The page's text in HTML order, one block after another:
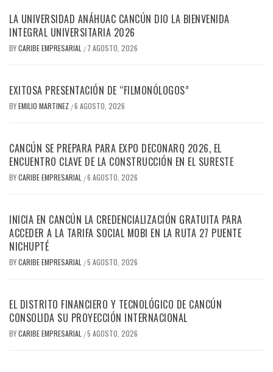
LA UNIVERSIDAD ANÁHUAC CANCÚN DIO LA BIENVENIDA
INTEGRAL UNIVERSITARIA 2026
BYCARIBE EMPRESARIAL / 7 AGOSTO, 2026
EXITOSA PRESENTACIÓN DE “FILMONÓLOGOS”
BYEMILIO MARTINEZ /6 AGOSTO, 2026
CANCÚN SE PREPARA PARA EXPO DECONARQ 2026, EL
ENCUENTRO CLAVE DE LA CONSTRUCCIÓN EN EL SURESTE
BYCARIBE EMPRESARIAL /6 AGOSTO, 2026
INICIA EN CANCÚN LA CREDENCIALIZACIÓN GRATUITA PARA
ACCEDER A LA TARIFA SOCIAL MOBI EN LA RUTA 27 PUENTE
NICHUPTÉ
BYCARIBE EMPRESARIAL /5 AGOSTO, 2026
EL DISTRITO FINANCIERO Y TECNOLÓGICO DE CANCÚN
CONSOLIDA SU PROYECCIÓN INTERNACIONAL
BYCARIBE EMPRESARIAL /5 AGOSTO, 2026